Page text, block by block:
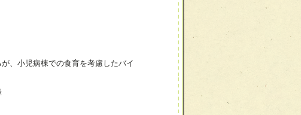
、小児病棟での食育を考慮したバイ